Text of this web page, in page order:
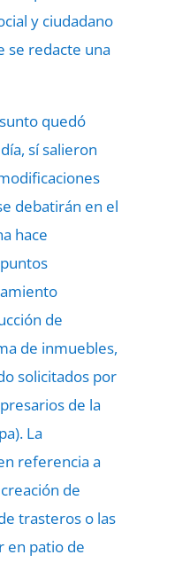
y ciudadano
se redacte una
quedó
sí salieron
debatirán en el
hace
de
de inmuebles,
solicitados por
de la
La
referencia a
de
trasteros o las
en patio de